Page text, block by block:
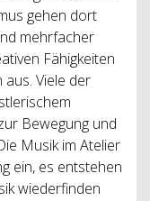
gehen dort
mehrfacher
Fähigkeiten
Viele der
Bewegung und
Musik im Atelier
ein, es entstehen
wiederfinden